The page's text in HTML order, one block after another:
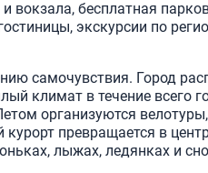
вокзала, бесплатная
экскурсии по
самочувствия. Город
климат в течение всего
организуются
превращается в
лыжах, ледянках и